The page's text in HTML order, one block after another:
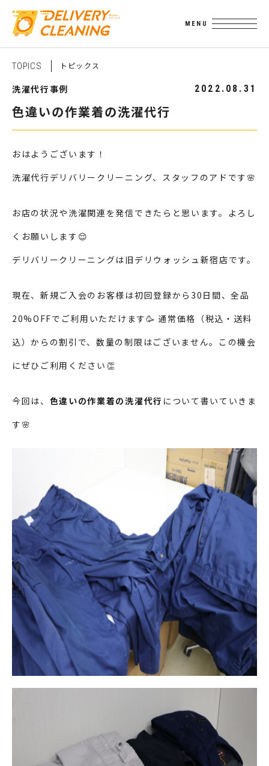
TOPICS ト ピッ ク ス
洗濯代行事例 2022.08.31
色違いの作業着の洗濯代行
おはようございます！
洗濯代行デリバリークリーニング、スタッフのアドです🌸
お店の状況や洗濯関連を発信できたらと思います。よろし
くお願いします😌
デリバリークリーニングは旧デリウォッシュ新宿店です。
現在、新規ご入会のお客様は初回登録から30日間、全品
20%OFFでご利用いただけます🥳 通常価格（税込・送料
込）からの割引で、数量の制限はございません。この機会
にぜひご利用ください👏
今回は、 色違いの作業着の洗濯代行 について書いていきま
す🌸